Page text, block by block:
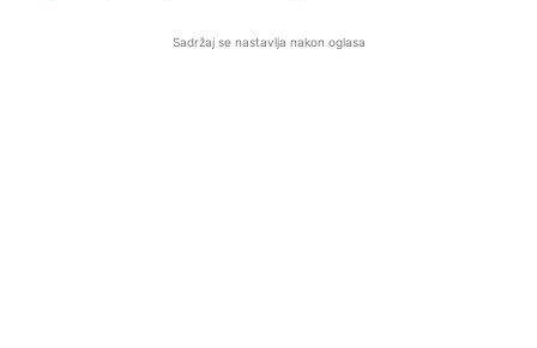
Sadržaj se nastavlja nakon oglasa